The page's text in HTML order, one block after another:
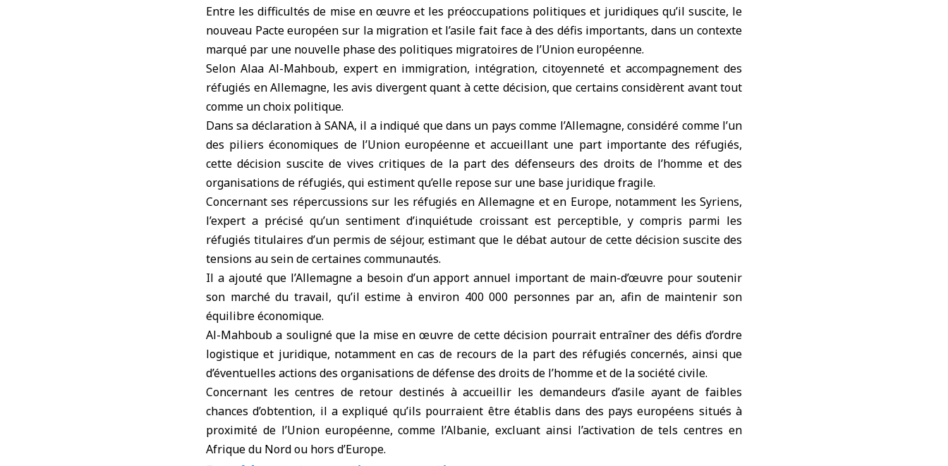
Entre les difficultés de mise en œuvre et les préoccupations politiques et juridiques qu’il suscite, le
nouveau Pacte européen sur la migration et l’asile fait face à des défis importants, dans un contexte
marqué par une nouvelle phase des politiques migratoires de l’Union européenne.
Selon Alaa Al-Mahboub, expert en immigration, intégration, citoyenneté et accompagnement des
réfugiés en Allemagne, les avis divergent quant à cette décision, que certains considèrent avant tout
comme un choix politique.
Dans sa déclaration à SANA, il a indiqué que dans un pays comme l’Allemagne, considéré comme l’un
des piliers économiques de l’Union européenne et accueillant une part importante des réfugiés,
cette décision suscite de vives critiques de la part des défenseurs des droits de l’homme et des
organisations de réfugiés, qui estiment qu’elle repose sur une base juridique fragile.
Concernant ses répercussions sur les réfugiés en Allemagne et en Europe, notamment les Syriens,
l’expert a précisé qu’un sentiment d’inquiétude croissant est perceptible, y compris parmi les
réfugiés titulaires d’un permis de séjour, estimant que le débat autour de cette décision suscite des
tensions au sein de certaines communautés.
Il a ajouté que l’Allemagne a besoin d’un apport annuel important de main-d’œuvre pour soutenir
son marché du travail, qu’il estime à environ 400 000 personnes par an, afin de maintenir son
équilibre économique.
Al-Mahboub a souligné que la mise en œuvre de cette décision pourrait entraîner des défis d’ordre
logistique et juridique, notamment en cas de recours de la part des réfugiés concernés, ainsi que
d’éventuelles actions des organisations de défense des droits de l’homme et de la société civile.
Concernant les centres de retour destinés à accueillir les demandeurs d’asile ayant de faibles
chances d’obtention, il a expliqué qu’ils pourraient être établis dans des pays européens situés à
proximité de l’Union européenne, comme l’Albanie, excluant ainsi l’activation de tels centres en
Afrique du Nord ou hors d’Europe.